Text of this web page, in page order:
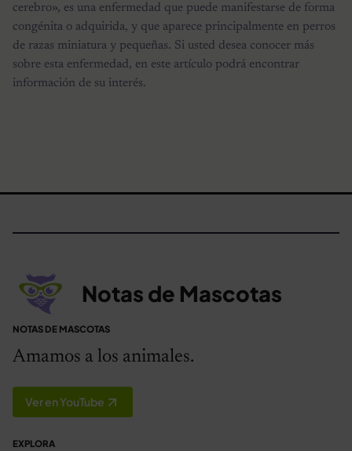
cerebro», es una enfermedad que puede manifestarse de forma
congénita o adquirida, y que aparece principalmente en perros
de razas miniatura y pequeñas. Si usted desea conocer más
sobre esta enfermedad, en este artículo podrá encontrar
información de su interés.
Notas de Mascotas
NOTAS DE MASCOTAS
Amamos a los animales.
Ver en YouTube
EXPLORA